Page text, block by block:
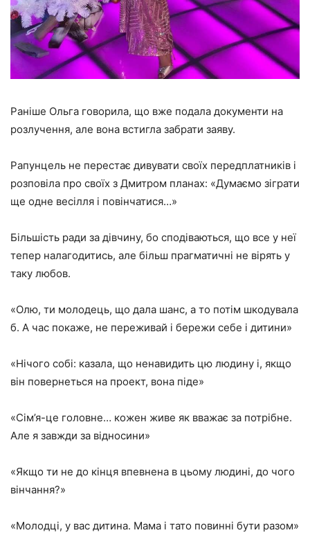
Раніше Ольга говорила, що вже подала документи на
розлучення, але вона встигла забрати заяву.
Рапунцель не перестає дивувати своїх передплатників і
розповіла про своїх з Дмитром планах: «Думаємо зіграти
ще одне весілля і повінчатися…»
Більшість ради за дівчину, бо сподіваються, що все у неї
тепер налагодитись, але більш прагматичні не вірять у
таку любов.
«Олю, ти молодець, що дала шанс, а то потім шкодувала
б. А час покаже, не переживай і бережи себе і дитини»
«Нічого собі: казала, що ненавидить цю людину і, якщо
він повернеться на проект, вона піде»
«Сім’я-це головне… кожен живе як вважає за потрібне.
Але я завжди за відносини»
«Якщо ти не до кінця впевнена в цьому людині, до чого
вінчання?»
«Молодці, у вас дитина. Мама і тато повинні бути разом»